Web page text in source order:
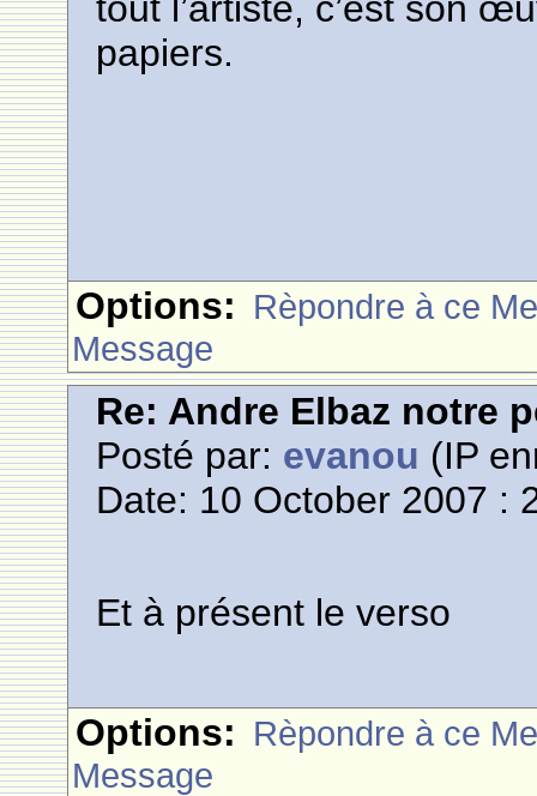
papiers.
Options: Rèpondre à ce
Message
Re: Andre Elbaz notre
Posté par: evanou (IP
Date: 10 October 2007 :
Et à présent le verso
Options: Rèpondre à ce
Message